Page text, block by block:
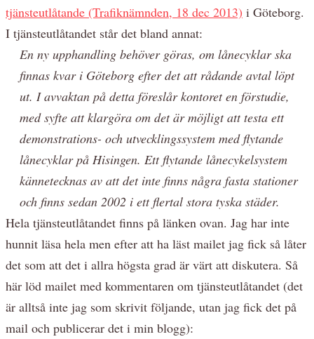
tjänsteutlåtande (Trafiknämnden, 18 dec 2013) i Göteborg.
I tjänsteutlåtandet står det bland annat:
En ny upphandling behöver göras, om lånecyklar ska
finnas kvar i Göteborg efter det att rådande avtal löpt
ut. I avvaktan på detta föreslår kontoret en förstudie,
med syfte att klargöra om det är möjligt att testa ett
demonstrations- och utvecklingssystem med flytande
lånecyklar på Hisingen. Ett flytande lånecykelsystem
kännetecknas av att det inte finns några fasta stationer
och finns sedan 2002 i ett flertal stora tyska städer.
Hela tjänsteutlåtandet finns på länken ovan. Jag har inte
hunnit läsa hela men efter att ha läst mailet jag fick så låter
det som att det i allra högsta grad är värt att diskutera. Så
här löd mailet med kommentaren om tjänsteutlåtandet (det
är alltså inte jag som skrivit följande, utan jag fick det på
mail och publicerar det i min blogg):